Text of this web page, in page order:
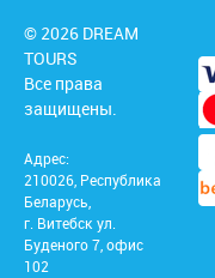
© 2026 DREAM
TOURS
Все права
защищены.
Адрес:
210026, Республика
Беларусь,
г. Витебск ул.
Буденого 7, офис
102